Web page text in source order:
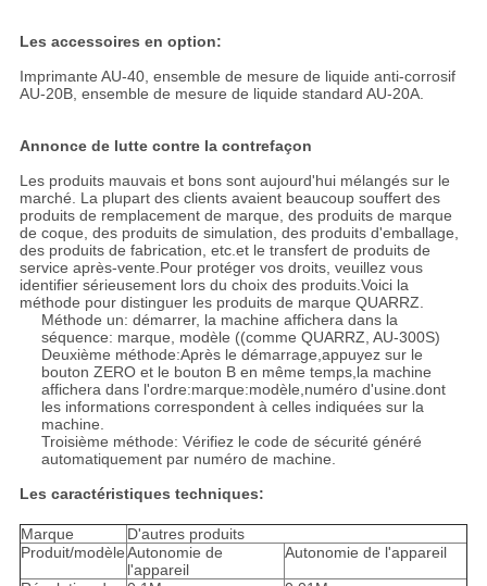
Les accessoires en option:
Imprimante AU-40, ensemble de mesure de liquide anti-corrosif
AU-20B, ensemble de mesure de liquide standard AU-20A.
Annonce de lutte contre la contrefaçon
Les produits mauvais et bons sont aujourd'hui mélangés sur le
marché. La plupart des clients avaient beaucoup souffert des
produits de remplacement de marque, des produits de marque
de coque, des produits de simulation, des produits d'emballage,
des produits de fabrication, etc.et le transfert de produits de
service après-vente.Pour protéger vos droits, veuillez vous
identifier sérieusement lors du choix des produits.Voici la
méthode pour distinguer les produits de marque QUARRZ.
Méthode un: démarrer, la machine affichera dans la
séquence: marque, modèle ((comme QUARRZ, AU-300S)
Deuxième méthode:Après le démarrage,appuyez sur le
bouton ZERO et le bouton B en même temps,la machine
affichera dans l'ordre:marque:modèle,numéro d'usine.dont
les informations correspondent à celles indiquées sur la
machine.
Troisième méthode: Vérifiez le code de sécurité généré
automatiquement par numéro de machine.
Les caractéristiques techniques:
Marque
D'autres produits
Produit/modèleAutonomie de
l'appareil
Autonomie de l'appareil